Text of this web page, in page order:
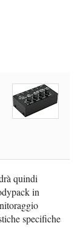
quindi
in
specifiche